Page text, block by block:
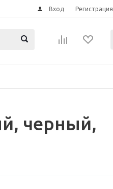
Вход Регистрация
черный,